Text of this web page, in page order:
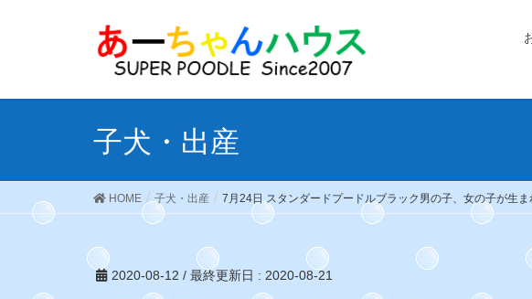
子犬・出産
HOME 子犬・出産 7月24日 スタンダードプードルブラック男の子、女の子が生ま
2020-08-12 / 最終更新日 : 2020-08-21